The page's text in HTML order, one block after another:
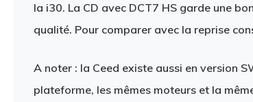
la i30. La CD avec DCT7 HS garde une
qualité. Pour comparer avec la reprise
A noter : la Ceed existe aussi en version
plateforme, les mêmes moteurs et la